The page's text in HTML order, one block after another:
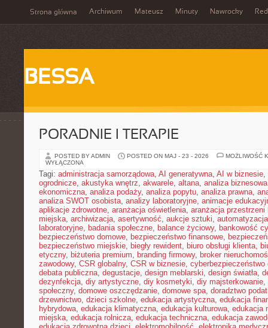
Strona główna Archiwum Mateusz Minuty Nawrocky
BESSA
PORADNIE I TERAPIE
POSTED BY ADMIN POSTED ON MAJ - 23 - 2026
MOŻLIWOŚĆ
WYŁĄCZONA
Tagi: administracja samorządowa, AI generatywna, AI w biznesie,
ogrodnicze, akustyka wnętrz, akwarele, altana, analiza biznesowa
ekonomiczna, analiza podaży, analiza popytu, analiza prawna,
analiza SWOT osobista, analizy laboratoryjne, animacje
aplikacje zdrowotne, aranżacja oświetlenia, aranżacja przestrzeni
miejska, archiwizacja, asertywność, aukcje sztuki,
laboratoryjne, badania społeczne, balance życiowy, bankowość
bezpieczeństwo domowe, bezpieczeństwo finansowe,
bezpieczeństwo miejskie, biegły rewident, biuro obsługi klienta,
etyczny, biżuteria premium, branding firmowy, broker
zawodowy, CSR globalny, CSR w biznesie, cyberbezpieczeństwo
debata publiczna, degustacje, design meblarski, design światła,
dezynfekcja, diy artystyczne, diy kosmetyki, diy majsterkowanie,
społeczny, domowe oszczędzanie, domowe spa, doradztwo
drzewnictwo, dzieci szkolne, edukacja artystyczna, edukacja
hybrydowa, edukacja klimatyczna, edukacja kulturowa, edukacja
miejska, edukacja rolnicza, edukacja techniczna, edukacja